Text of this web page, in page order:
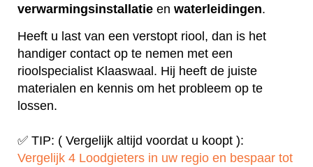
verwarmingsinstallatie en waterleidingen.
Heeft u last van een verstopt riool, dan is het
handiger contact op te nemen met een
rioolspecialist Klaaswaal. Hij heeft de juiste
materialen en kennis om het probleem op te
lossen.
✅ TIP: ( Vergelijk altijd voordat u koopt ):
Vergelijk 4 Loodgieters in uw regio en bespaar tot